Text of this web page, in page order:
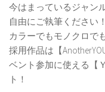
今はまっているジャン
自由にご執筆ください！
カラーでもモノクロで
採用作品は【
ベント参加に使える【
ト！